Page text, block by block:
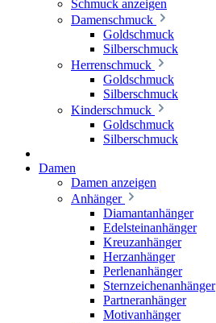
Schmuck anzeigen
Damenschmuck
Goldschmuck
Silberschmuck
Herrenschmuck
Goldschmuck
Silberschmuck
Kinderschmuck
Goldschmuck
Silberschmuck
Damen
Damen anzeigen
Anhänger
Diamantanhänger
Edelsteinanhänger
Kreuzanhänger
Herzanhänger
Perlenanhänger
Sternzeichenanhänger
Partneranhänger
Motivanhänger